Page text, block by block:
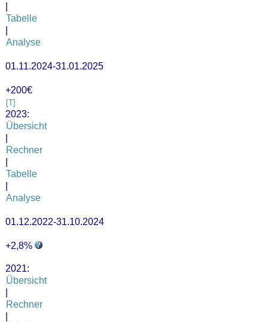
Tabelle
Analyse
01.11.2024-31.01.2025
+200€
[T]
2023:
Übersicht
Rechner
Tabelle
Analyse
01.12.2022-31.10.2024
+2,8%
2021:
Übersicht
Rechner